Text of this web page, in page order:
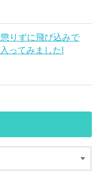
りずに飛び込みで
ってみました!